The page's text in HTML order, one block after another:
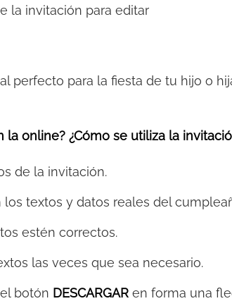
la invitación para editar
perfecto para la fiesta de tu hijo o
la online? ¿Cómo se utiliza la
de la invitación.
textos y datos reales del
estén correctos.
las veces que sea necesario.
botón DESCARGAR en forma una